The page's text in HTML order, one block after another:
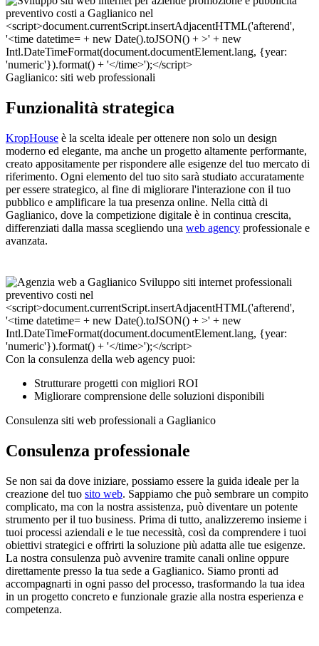
Gaglianico: siti web professionali
Funzionalità strategica
KropHouse è la scelta ideale per ottenere non solo un design
moderno ed elegante, ma anche un progetto altamente performante,
creato appositamente per rispondere alle esigenze del tuo mercato di
riferimento. Ogni elemento del tuo sito sarà studiato accuratamente
per essere strategico, al fine di migliorare l'interazione con il tuo
pubblico e amplificare la tua presenza online. Nella città di
Gaglianico, dove la competizione digitale è in continua crescita,
differenziati dalla massa scegliendo una web agency professionale e
avanzata.
Con la consulenza della web agency puoi:
Strutturare progetti con migliori ROI
Migliorare comprensione delle soluzioni disponibili
Consulenza siti web professionali a Gaglianico
Consulenza professionale
Se non sai da dove iniziare, possiamo essere la guida ideale per la
creazione del tuo sito web. Sappiamo che può sembrare un compito
complicato, ma con la nostra assistenza, può diventare un potente
strumento per il tuo business. Prima di tutto, analizzeremo insieme i
tuoi processi aziendali e le tue necessità, così da comprendere i tuoi
obiettivi strategici e offrirti la soluzione più adatta alle tue esigenze.
La nostra consulenza può avvenire tramite canali online oppure
direttamente presso la tua sede a Gaglianico. Siamo pronti ad
accompagnarti in ogni passo del processo, trasformando la tua idea
in un progetto concreto e funzionale grazie alla nostra esperienza e
competenza.